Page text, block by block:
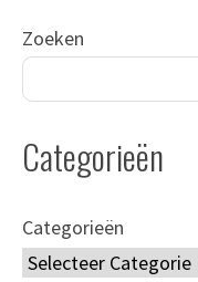
Zoeken
Categorieën
Categorieën